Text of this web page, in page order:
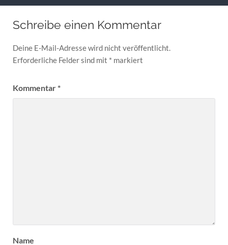
Schreibe einen Kommentar
Deine E-Mail-Adresse wird nicht veröffentlicht.
Erforderliche Felder sind mit * markiert
Kommentar*
Name